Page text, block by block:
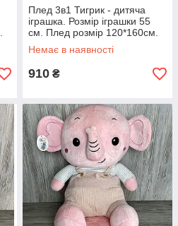
Плед 3в1 Тигрик - дитяча
іграшка. Розмір іграшки 55
см. Плед розмір 120*160см.
Немає в наявності
910 ₴